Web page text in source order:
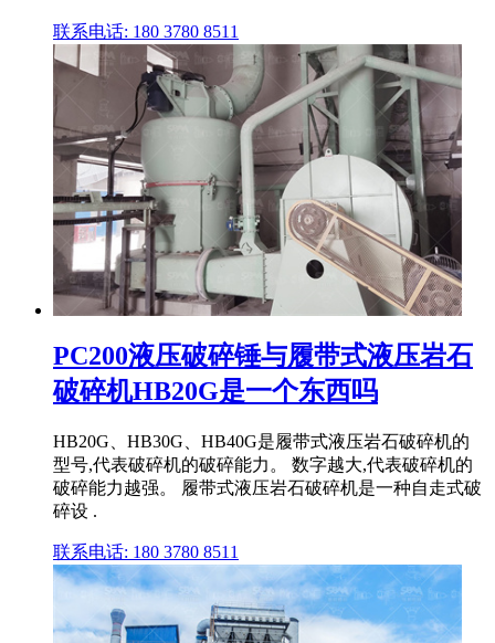
联系电话: 180 3780 8511
PC200液压破碎锤与履带式液压岩石
破碎机HB20G是一个东西吗
HB20G、HB30G、HB40G是履带式液压岩石破碎机的
型号,代表破碎机的破碎能力。 数字越大,代表破碎机的
破碎能力越强。 履带式液压岩石破碎机是一种自走式破
碎设 .
联系电话: 180 3780 8511